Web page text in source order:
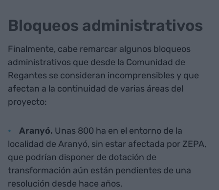
Bloqueos administrativos
Finalmente, cabe remarcar algunos bloqueos
administrativos que desde la Comunidad de
Regantes se consideran incomprensibles y que
afectan a la continuidad de varias áreas del
proyecto:
Aranyó. Unas 800 ha en el entorno de la
localidad de Aranyó, sin estar afectada por ZEPA,
que podrían disponer de dotación de
transformación aún están pendientes de una
resolución desde hace años.